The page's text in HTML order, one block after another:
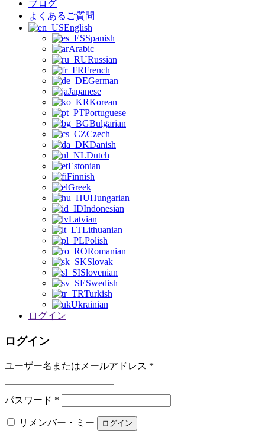
ブログ
よくあるご質問
English
Spanish
Arabic
Russian
French
German
Japanese
Korean
Portuguese
Bulgarian
Czech
Danish
Dutch
Estonian
Finnish
Greek
Hungarian
Indonesian
Latvian
Lithuanian
Polish
Romanian
Slovak
Slovenian
Swedish
Turkish
Ukrainian
ログイン
ログイン
ユーザー名またはメールアドレス *
パスワード *
リメンバー・ミー ログイン